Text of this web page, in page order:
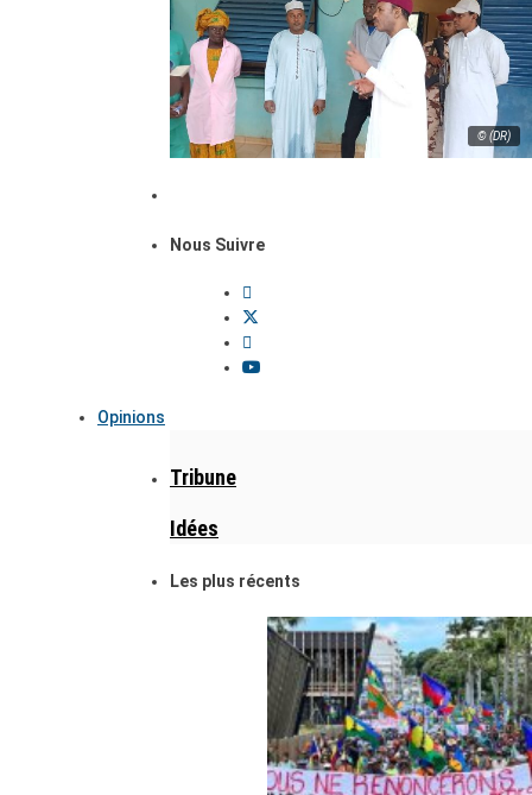
© (DR)
Nous Suivre
Opinions
Tribune
Idées
Les plus récents